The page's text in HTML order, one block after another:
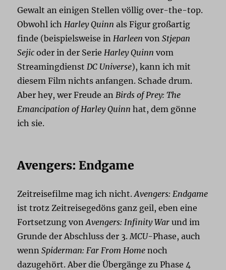
Gewalt an einigen Stellen völlig over-the-top.
Obwohl ich Harley Quinn als Figur großartig
finde (beispielsweise in Harleen vonStjepan
Sejic oder in der Serie Harley Quinn vom
Streamingdienst DC Universe), kann ich mit
diesem Film nichts anfangen. Schade drum.
Aber hey, wer Freude an Birds of Prey: The
Emancipation of Harley Quinn hat, dem gönne
ich sie.
Avengers: Endgame
Zeitreisefilme mag ich nicht.Avengers: Endgame
ist trotz Zeitreisegedöns ganz geil, eben eine
Fortsetzung vonAvengers: Infinity War und im
Grunde der Abschluss der 3. MCU-Phase, auch
wennSpiderman: Far From Home noch
dazugehört. Aber die Übergänge zu Phase 4